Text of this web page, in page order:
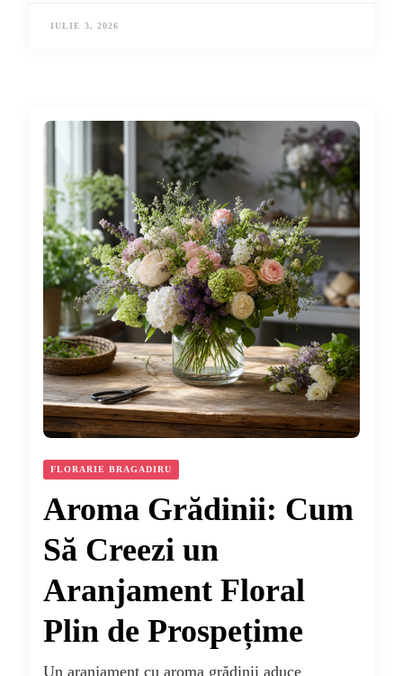
IULIE 3, 2026
FLORARIE BRAGADIRU
Aroma Grădinii: Cum
Să Creezi un
Aranjament Floral
Plin de Prospețime
Un aranjament cu aroma grădinii aduce